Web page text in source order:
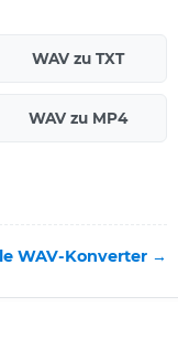
WAV zu TXT
WAV zu MP4
WAV-Konverter →